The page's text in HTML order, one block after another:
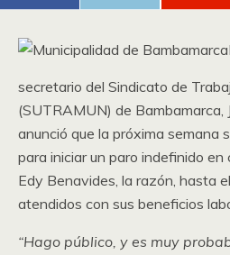
secretario del Sindicato de
(SUTRAMUN) de Bambamarca,
anunció que la próxima semana
para iniciar un paro indefinido
Edy Benavides, la razón, hasta
atendidos con sus beneficios
“Hago público, y es muy